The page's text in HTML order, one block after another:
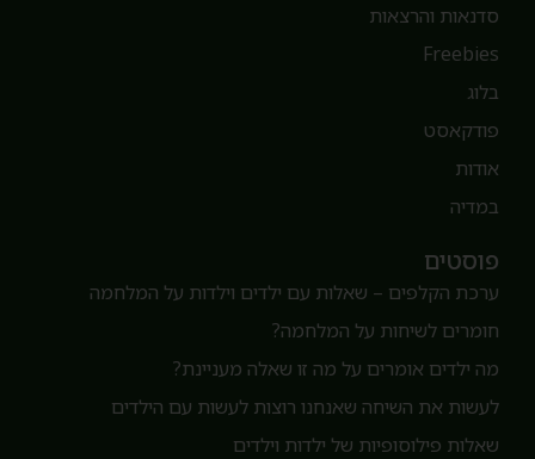
סדנאות והרצאות
Freebies
פודקאסט
אודות
במדיה
פוסטים
ערכת הקלפים – שאלות עם ילדים וילדות על המלחמה
חומרים לשיחות על המלחמה?
מה ילדים אומרים על מה זו שאלה מעניינת?
לעשות את השיחה שאנחנו רוצות לעשות עם הילדים
שאלות פילוסופיות של ילדות וילדים